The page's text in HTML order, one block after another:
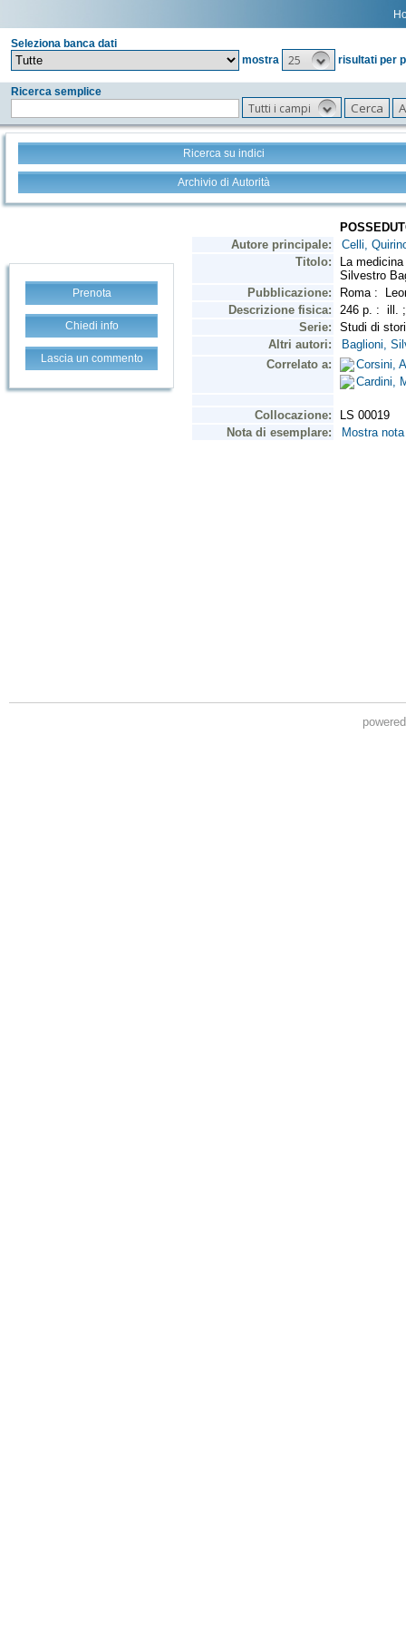
Seleziona banca dati
mostra
25 risultati per
Ricerca semplice
Tutti i campi
Ricerca su indici
Archivio di Autorità
Prenota
Chiedi info
Lascia un commento